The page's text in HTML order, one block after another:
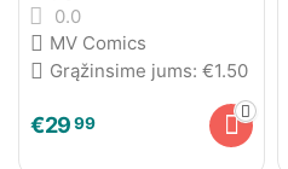
0.0
MV Comics
Grąžinsime jums: €1.50
€2999